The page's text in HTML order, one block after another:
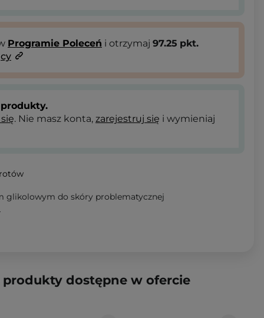
Programie Poleceń i otrzymaj 97.25 pkt.
. Nie masz konta, zarejestruj się i wymieniaj
glikolowym do skóry problematycznej
produkty dostępne w ofercie